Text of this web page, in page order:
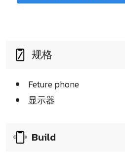
规格
Feture phone
显示器
Build